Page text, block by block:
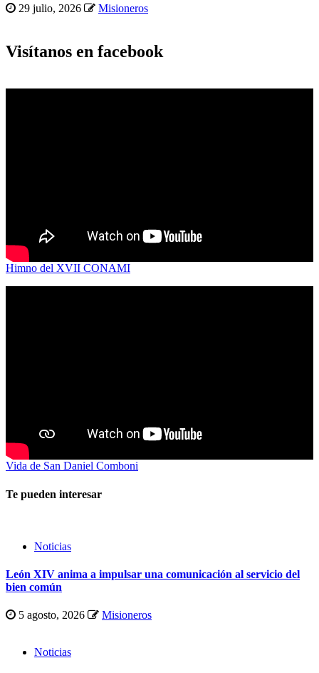
29 julio, 2026 Misioneros
Visítanos en facebook
Himno del XVII CONAMI
Vida de San Daniel Comboni
Te pueden interesar
Noticias
León XIV anima a impulsar una comunicación al servicio del
bien común
5 agosto, 2026 Misioneros
Noticias